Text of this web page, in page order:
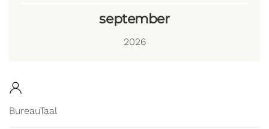
september
2026
BureauTaal